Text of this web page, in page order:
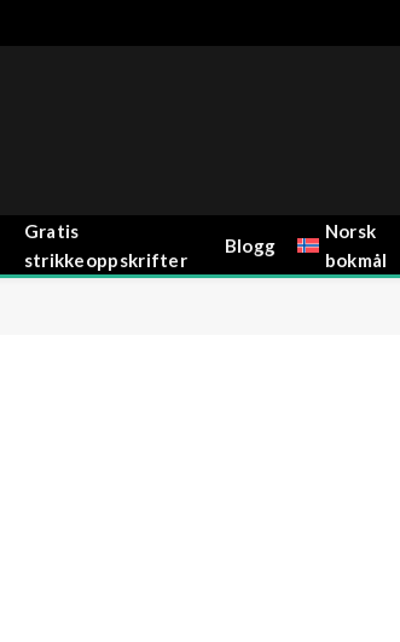
Gratis
strikkeoppskrifter
Blogg
Norsk
bokmål